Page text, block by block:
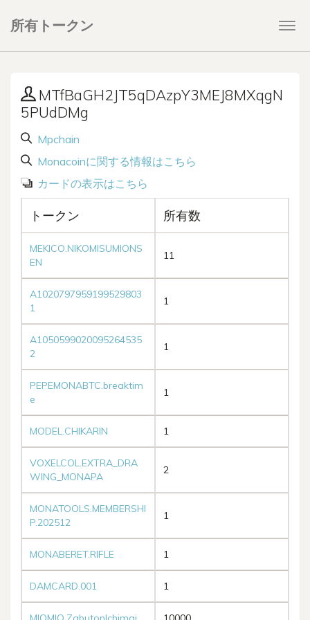
所有トークン
MTfBaGH2JT5qDAzpY3MEJ8MXqgN
5PUdDMg
Mpchain
Monacoinに関する情報はこちら
カードの表示はこちら
トークン 所有数
MEKICO.NIKOMISUMIONS
EN
11
A1020797959199529803
1
1
A1050599020095264535
2
1
PEPEMONABTC.breaktim
e
1
MODEL.CHIKARIN 1
VOXELCOL.EXTRA_DRA
WING_MONAPA
2
MONATOOLS.MEMBERSHI
P.202512
1
MONABERET.RIFLE 1
DAMCARD.001 1